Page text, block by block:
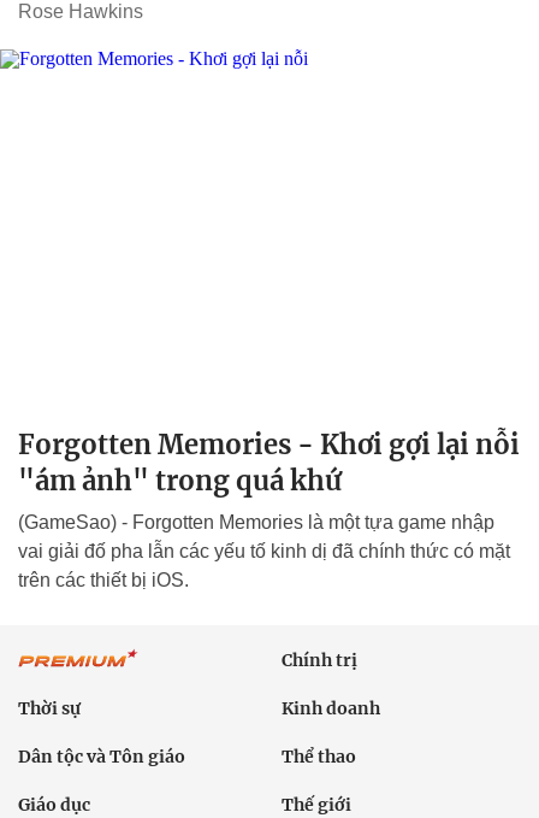
Rose Hawkins
Forgotten Memories - Khơi gợi lại nỗi
"ám ảnh" trong quá khứ
(GameSao) - Forgotten Memories là một tựa game nhập
vai giải đố pha lẫn các yếu tố kinh dị đã chính thức có mặt
trên các thiết bị iOS.
Chính trị
Thời sự Kinh doanh
Dân tộc và Tôn giáo Thể thao
Giáo dục Thế giới